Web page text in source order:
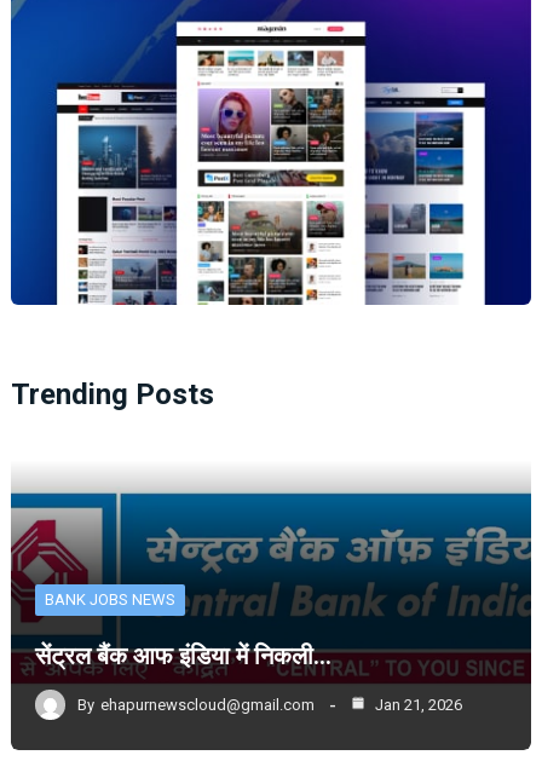
Trending Posts
BANK JOBS NEWS
सेंट्रल बैंक आफ इंडिया में निकली…
By ehapurnewscloud@gmail.com Jan 21, 2026